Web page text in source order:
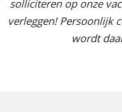
solliciteren op onze
verleggen! Persoonlijk
wordt